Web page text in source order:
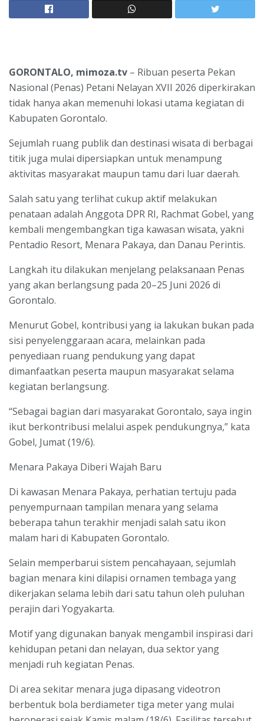
GORONTALO, mimoza.tv – Ribuan peserta Pekan
Nasional (Penas) Petani Nelayan XVII 2026 diperkirakan
tidak hanya akan memenuhi lokasi utama kegiatan di
Kabupaten Gorontalo.
Sejumlah ruang publik dan destinasi wisata di berbagai
titik juga mulai dipersiapkan untuk menampung
aktivitas masyarakat maupun tamu dari luar daerah.
Salah satu yang terlihat cukup aktif melakukan
penataan adalah Anggota DPR RI, Rachmat Gobel, yang
kembali mengembangkan tiga kawasan wisata, yakni
Pentadio Resort, Menara Pakaya, dan Danau Perintis.
Langkah itu dilakukan menjelang pelaksanaan Penas
yang akan berlangsung pada 20–25 Juni 2026 di
Gorontalo.
Menurut Gobel, kontribusi yang ia lakukan bukan pada
sisi penyelenggaraan acara, melainkan pada
penyediaan ruang pendukung yang dapat
dimanfaatkan peserta maupun masyarakat selama
kegiatan berlangsung.
“Sebagai bagian dari masyarakat Gorontalo, saya ingin
ikut berkontribusi melalui aspek pendukungnya,” kata
Gobel, Jumat (19/6).
Menara Pakaya Diberi Wajah Baru
Di kawasan Menara Pakaya, perhatian tertuju pada
penyempurnaan tampilan menara yang selama
beberapa tahun terakhir menjadi salah satu ikon
malam hari di Kabupaten Gorontalo.
Selain memperbarui sistem pencahayaan, sejumlah
bagian menara kini dilapisi ornamen tembaga yang
dikerjakan selama lebih dari satu tahun oleh puluhan
perajin dari Yogyakarta.
Motif yang digunakan banyak mengambil inspirasi dari
kehidupan petani dan nelayan, dua sektor yang
menjadi ruh kegiatan Penas.
Di area sekitar menara juga dipasang videotron
berbentuk bola berdiameter tiga meter yang mulai